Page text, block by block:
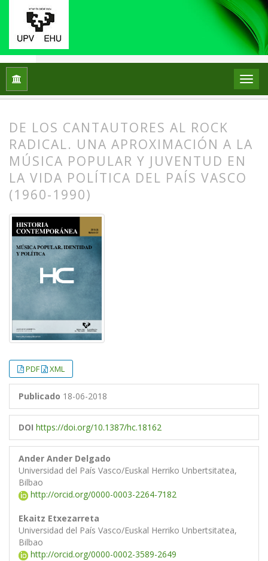
Inicio Núm. 57 (2018): Música popular, identidad
DE LOS CANTAUTORES AL ROCK
RADICAL. UNA APROXIMACIÓN A LA
MÚSICA POPULAR Y JUVENTUD EN
LA VIDA POLÍTICA DEL PAÍS VASCO
(1960-1990)
PDF XML
Publicado 18-06-2018
DOI https://doi.org/10.1387/hc.18162
Ander Ander Delgado
Universidad del País Vasco/Euskal Herriko Unbertsitatea,
Bilbao
http://orcid.org/0000-0003-2264-7182
Ekaitz Etxezarreta
Universidad del País Vasco/Euskal Herriko Unbertsitatea,
Bilbao
http://orcid.org/0000-0002-3589-2649